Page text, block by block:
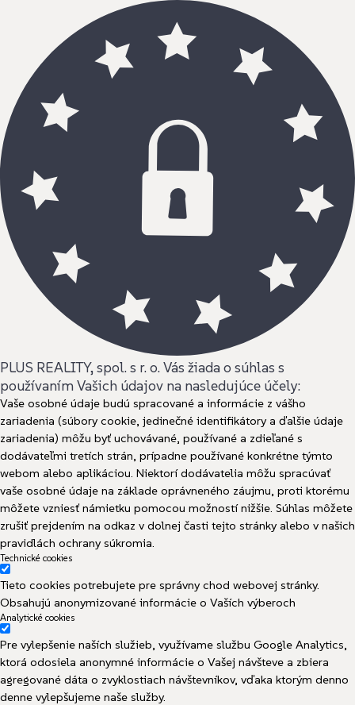
PLUS REALITY, spol. s r. o. Vás žiada o súhlas s
používaním Vašich údajov na nasledujúce účely:
Vaše osobné údaje budú spracované a informácie z vášho
zariadenia (súbory cookie, jedinečné identifikátory a ďalšie údaje
zariadenia) môžu byť uchovávané, používané a zdieľané s
dodávateľmi tretích strán, prípadne používané konkrétne týmto
webom alebo aplikáciou. Niektorí dodávatelia môžu spracúvať
vaše osobné údaje na základe oprávneného záujmu, proti ktorému
môžete vzniesť námietku pomocou možností nižšie. Súhlas môžete
zrušiť prejdením na odkaz v dolnej časti tejto stránky alebo v našich
pravidlách ochrany súkromia.
Technické cookies
Tieto cookies potrebujete pre správny chod webovej stránky.
Obsahujú anonymizované informácie o Vaších výberoch
Analytické cookies
Pre vylepšenie naších služieb, využívame službu Google Analytics,
ktorá odosiela anonymné informácie o Vašej návšteve a zbiera
agregované dáta o zvyklostiach návštevníkov, vďaka ktorým denno
denne vylepšujeme naše služby.